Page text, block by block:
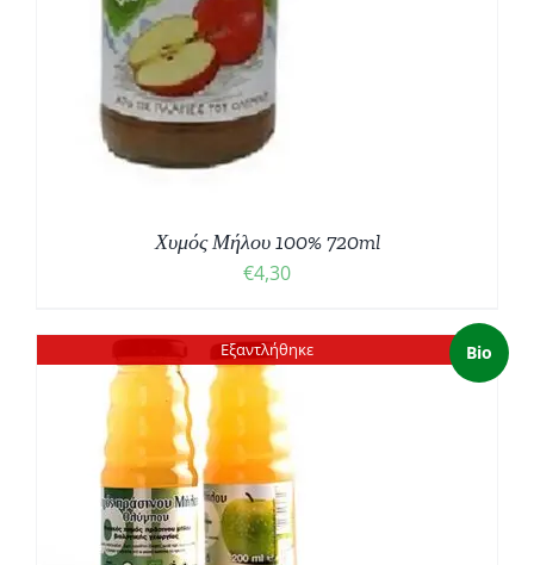
Χυμός Μήλου 100% 720ml
€4,30
Εξαντλήθηκε Bio